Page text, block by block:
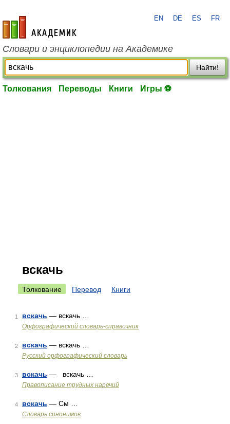
academic.ru
EN DE ES FR
Словари и энциклопедии на Академике
Найти!
Толкования Переводы Книги Игры ⚽
вскачь
Толкование Перевод Книги
1 вскачь — вскачь …
Орфографический словарь-справочник
2 вскачь — вскачь …
Русский орфографический словарь
3 вскачь — вскачь …
Правописание трудных наречий
4 вскачь — См …
Словарь синонимов